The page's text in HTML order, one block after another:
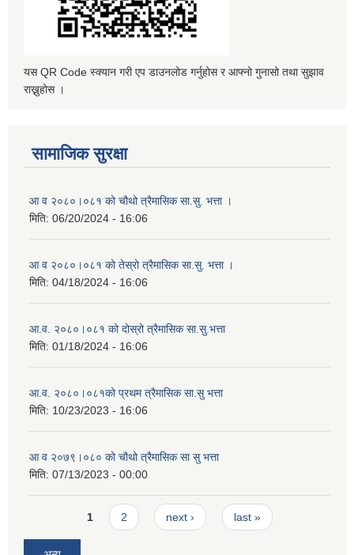
यस QR Code स्क्यान गरी एप डाउनलोड गर्नुहोस र आफ्नो गुनासो तथा सुझाव
राख्नुहोस ।
सामाजिक सुरक्षा
आ व २०८०।०८१ को चौथो त्रैमासिक सा.सु. भत्ता ।
मिति: 06/20/2024 - 16:06
आ व २०८०।०८१ को तेस्रो त्रैमासिक सा.सु. भत्ता ।
मिति: 04/18/2024 - 16:06
आ.व. २०८०।०८१ को दोस्रो त्रैमासिक सा.सु.भत्ता
मिति: 01/18/2024 - 16:06
आ.व. २०८०।०८१को प्रथम त्रैमासिक सा.सु भत्ता
मिति: 10/23/2023 - 16:06
आ व २०७९।०८० को चौथो त्रैमासिक सा सु भत्ता
मिति: 07/13/2023 - 00:00
Pages1 2 next › last »